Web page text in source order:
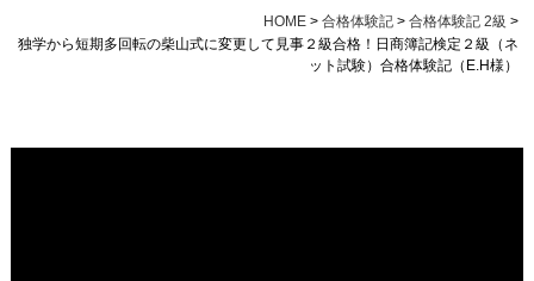
HOME> 合格体験記> 合格体験記 2級 >
独学から短期多回転の柴山式に変更して見事２級合格！日商簿記検定２級（ネ
ット試験）合格体験記（E.H様）